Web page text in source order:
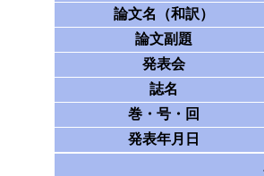
論文名（和訳）
論文副題
発表会
誌名
巻・号・回
発表年月日